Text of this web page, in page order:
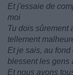
Et j'essaie de
moi
Tu dois sûrement
tellement
Et je sais, au
blessent les gens
Et nous avons